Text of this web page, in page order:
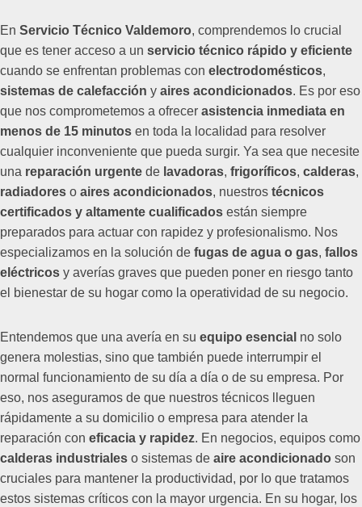
En Servicio Técnico Valdemoro, comprendemos lo crucial
que es tener acceso a un servicio técnico rápido y eficiente
cuando se enfrentan problemas con electrodomésticos,
sistemas de calefacción y aires acondicionados. Es por eso
que nos comprometemos a ofrecer asistencia inmediata en
menos de 15 minutos en toda la localidad para resolver
cualquier inconveniente que pueda surgir. Ya sea que necesite
una reparación urgente de lavadoras, frigoríficos, calderas,
radiadores o aires acondicionados, nuestros técnicos
certificados y altamente cualificados están siempre
preparados para actuar con rapidez y profesionalismo. Nos
especializamos en la solución de fugas de agua o gas, fallos
eléctricos y averías graves que pueden poner en riesgo tanto
el bienestar de su hogar como la operatividad de su negocio.
Entendemos que una avería en su equipo esencial no solo
genera molestias, sino que también puede interrumpir el
normal funcionamiento de su día a día o de su empresa. Por
eso, nos aseguramos de que nuestros técnicos lleguen
rápidamente a su domicilio o empresa para atender la
reparación con eficacia y rapidez. En negocios, equipos como
calderas industriales o sistemas de aire acondicionado son
cruciales para mantener la productividad, por lo que tratamos
estos sistemas críticos con la mayor urgencia. En su hogar, los